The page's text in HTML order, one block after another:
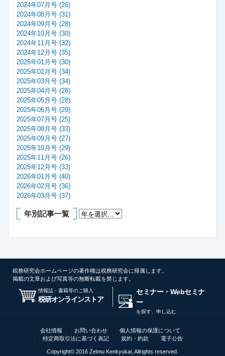
2024年07月号 (26)
2024年08月号 (31)
2024年09月号 (28)
2024年10月号 (30)
2024年11月号 (32)
2024年12月号 (35)
2025年01月号 (30)
2025年02月号 (34)
2025年03月号 (34)
2025年04月号 (28)
2025年05月号 (28)
2025年06月号 (29)
2025年07月号 (25)
2025年08月号 (33)
2025年09月号 (27)
2025年10月号 (29)
2025年11月号 (26)
2025年12月号 (33)
2026年01月号 (40)
2026年02月号 (36)
2026年03月号 (37)
年別記事一覧
税務研究会ホームページの著作権は税務研究会に帰属します。
掲載の文章および写真等の無断転載を禁じます。
情報誌・書籍等のご購入
税研オンラインストア
セミナー・Webセミナ
ー
を探す、申し込む
会社情報 お問い合わせ
個人情報の保護について
特定商取引法に基づく表記
規約・約款 電子公告
Copyright© 2016 Zeimu Kenkyukai, Allrights reserved.